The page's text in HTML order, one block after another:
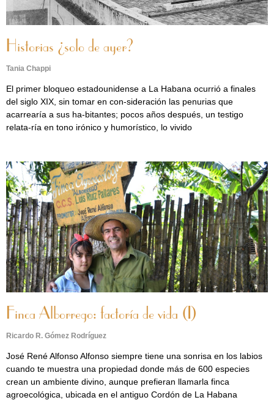
Historias ¿solo de ayer?
Tania Chappi
El primer bloqueo estadounidense a La Habana ocurrió a finales
del siglo XIX, sin tomar en con-sideración las penurias que
acarrearía a sus ha-bitantes; pocos años después, un testigo
relata-ría en tono irónico y humorístico, lo vivido
Finca Alborrego: factoría de vida (I)
Ricardo R. Gómez Rodríguez
José René Alfonso Alfonso siempre tiene una sonrisa en los labios
cuando te muestra una propiedad donde más de 600 especies
crean un ambiente divino, aunque prefieran llamarla finca
agroecológica, ubicada en el antiguo Cordón de La Habana